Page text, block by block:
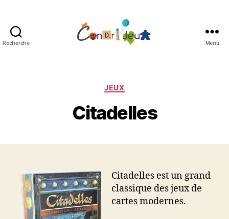
Recherche Menu
Catégories
JEUX
Citadelles
Citadelles est un grand
classique des jeux de
cartes modernes.